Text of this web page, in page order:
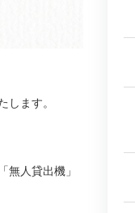
します。
無人貸出機」